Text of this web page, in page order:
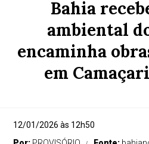
Bahia
ambiental
encaminha
em
12/01/2026 às 12h50